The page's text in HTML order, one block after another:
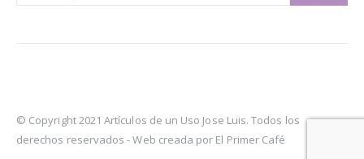
© Copyright 2021 Artículos de un Uso Jose Luis. Todos los
derechos reservados -Web creada por El Primer Café